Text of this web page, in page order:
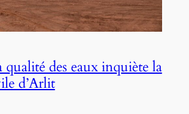
des eaux inquiète la
d’Arlit